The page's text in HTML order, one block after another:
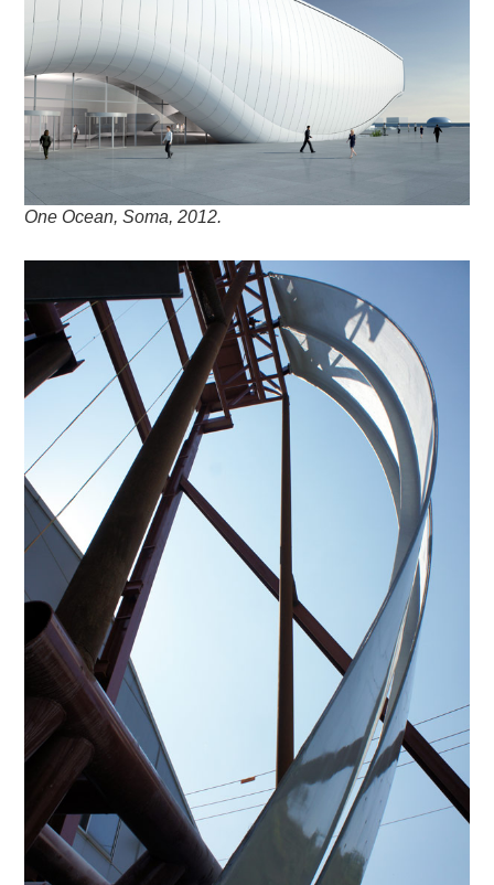
One Ocean, Soma, 2012.